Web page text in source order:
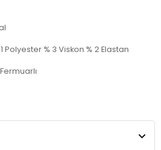
Polyester % 3 Viskon % 2 Elastan